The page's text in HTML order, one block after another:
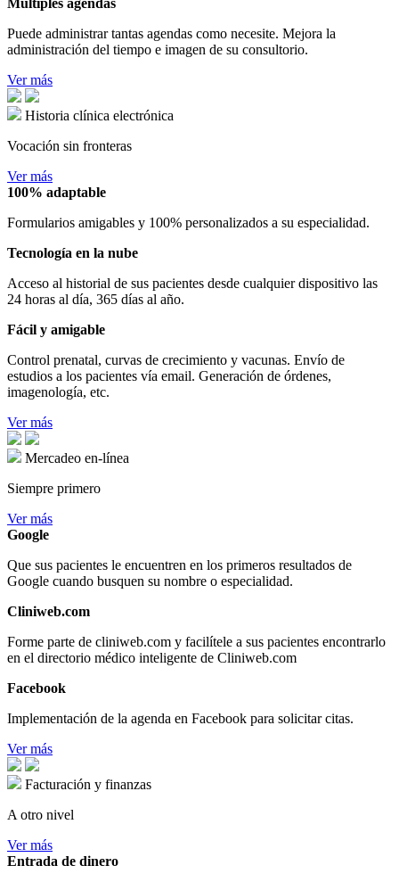
Puede administrar tantas agendas como necesite. Mejora la
administración del tiempo e imagen de su consultorio.
Ver más
Historia clínica electrónica
Vocación sin fronteras
Ver más
100% adaptable
Formularios amigables y 100% personalizados a su especialidad.
Tecnología en la nube
Acceso al historial de sus pacientes desde cualquier dispositivo las
24 horas al día, 365 días al año.
Fácil y amigable
Control prenatal, curvas de crecimiento y vacunas. Envío de
estudios a los pacientes vía email. Generación de órdenes,
imagenología, etc.
Ver más
Mercadeo en-línea
Siempre primero
Ver más
Google
Que sus pacientes le encuentren en los primeros resultados de
Google cuando busquen su nombre o especialidad.
Cliniweb.com
Forme parte de cliniweb.com y facilítele a sus pacientes encontrarlo
en el directorio médico inteligente de Cliniweb.com
Facebook
Implementación de la agenda en Facebook para solicitar citas.
Ver más
Facturación y finanzas
A otro nivel
Ver más
Entrada de dinero